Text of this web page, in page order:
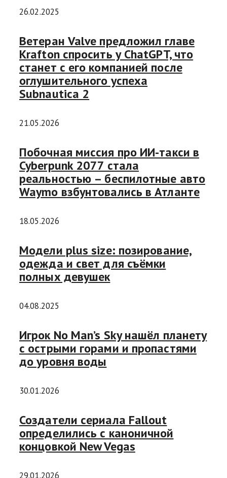
26.02.2025
Ветеран Valve предложил главе
Krafton спросить у ChatGPT, что
станет с его компанией после
оглушительного успеха
Subnautica 2
21.05.2026
Побочная миссия про ИИ-такси в
Cyberpunk 2077 стала
реальностью – беспилотные авто
Waymo взбунтовались в Атланте
18.05.2026
Модели plus size: позирование,
одежда и свет для съёмки
полных девушек
04.08.2025
Игрок No Man’s Sky нашёл планету
с острыми горами и пропастями
до уровня воды
30.01.2026
Создатели сериала Fallout
определились с каноничной
концовкой New Vegas
29.01.2026